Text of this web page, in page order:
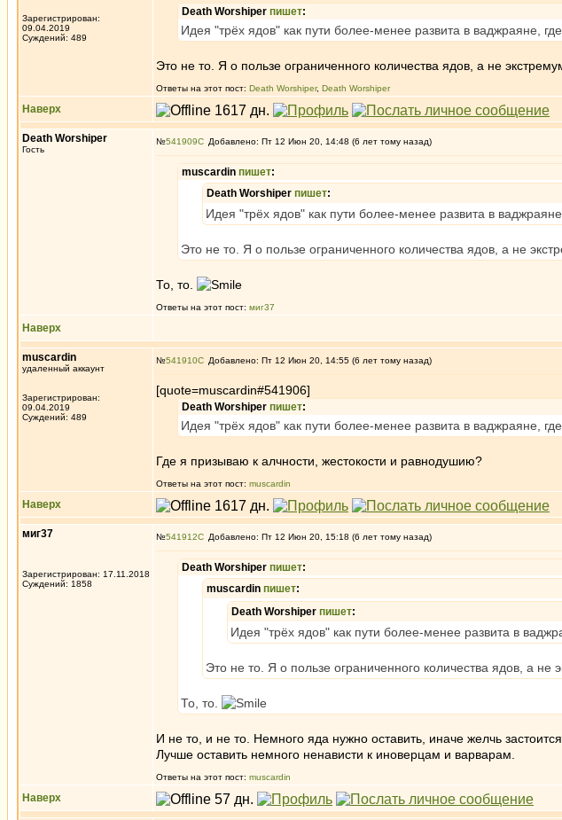
Зарегистрирован:
09.04.2019
Суждений: 489
Death Worshiper пишет:
Идея "трёх ядов" как пути более-менее развита в ваджраяне,
Это не то. Я о пользе ограниченного количества ядов, а не
Ответы на этот пост: Death Worshiper, Death Worshiper
Наверх
Death Worshiper
Гость
№541909 Добавлено: Пт 12 Июн 20, 14:48 (6 лет тому назад)
muscardin пишет:
Death Worshiper пишет:
Идея "трёх ядов" как пути более-менее развита в
Это не то. Я о пользе ограниченного количества ядов, а не
То, то.
Ответы на этот пост: миг37
Наверх
muscardin
удаленный аккаунт
Зарегистрирован:
09.04.2019
Суждений: 489
№541910 Добавлено: Пт 12 Июн 20, 14:55 (6 лет тому назад)
[quote=muscardin#541906]
Death Worshiper пишет:
Идея "трёх ядов" как пути более-менее развита в ваджраяне,
Где я призываю к алчности, жестокости и равнодушию?
Ответы на этот пост: muscardin
Наверх
миг37
Зарегистрирован: 17.11.2018
Суждений: 1858
№541912 Добавлено: Пт 12 Июн 20, 15:18 (6 лет тому назад)
Death Worshiper пишет:
muscardin пишет:
Death Worshiper пишет:
Идея "трёх ядов" как пути более-менее развита в
Это не то. Я о пользе ограниченного количества ядов, а не
То, то.
И не то, и не то. Немного яда нужно оставить, иначе желчь
Лучше оставить немного ненависти к иноверцам и варварам.
Ответы на этот пост: muscardin
Наверх